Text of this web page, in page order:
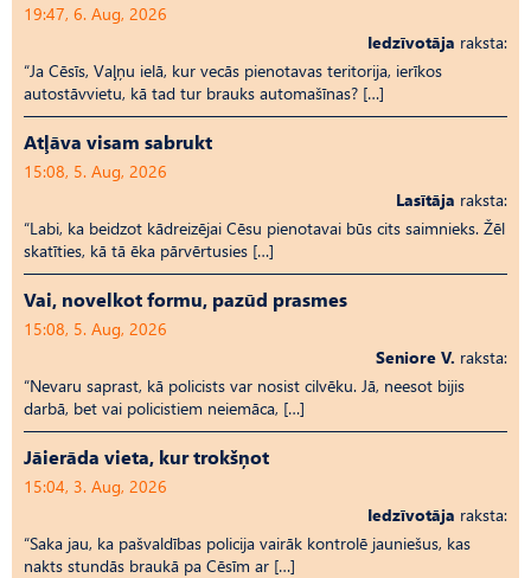
19:47, 6. Aug, 2026
Iedzīvotāja raksta:
“Ja Cēsīs, Vaļņu ielā, kur vecās pienotavas teritorija, ierīkos
autostāvvietu, kā tad tur brauks automašīnas? […]
Atļāva visam sabrukt
15:08, 5. Aug, 2026
Lasītāja raksta:
“Labi, ka beidzot kādreizējai Cēsu pienotavai būs cits saimnieks. Žēl
skatīties, kā tā ēka pārvērtusies […]
Vai, novelkot formu, pazūd prasmes
15:08, 5. Aug, 2026
Seniore V. raksta:
“Nevaru saprast, kā policists var nosist cilvēku. Jā, neesot bijis
darbā, bet vai policistiem neiemāca, […]
Jāierāda vieta, kur trokšņot
15:04, 3. Aug, 2026
Iedzīvotāja raksta:
“Saka jau, ka pašvaldības policija vairāk kontrolē jauniešus, kas
nakts stundās braukā pa Cēsīm ar […]